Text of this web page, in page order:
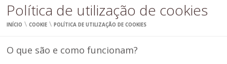
Política de utilização de cookies
INÍCIO \ COOKIE \ POLÍTICA DE UTILIZAÇÃO DE COOKIES
O que são e como funcionam?